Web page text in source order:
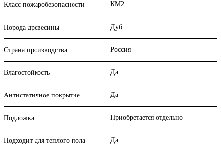
Класс пожаробезопасности КМ2
Порода древесины Дуб
Страна производства Россия
Влагостойкость Да
Антистатичное покрытие Да
Подложка Приобретается отдельно
Подходит для теплого пола Да